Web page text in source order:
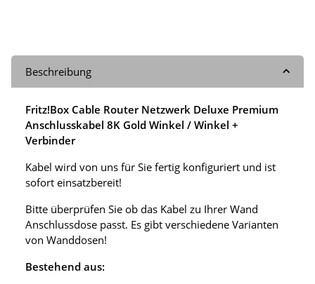
Beschreibung
Fritz!Box Cable Router Netzwerk Deluxe Premium
Anschlusskabel 8K Gold Winkel / Winkel +
Verbinder
Kabel wird von uns für Sie fertig konfiguriert und ist
sofort einsatzbereit!
Bitte überprüfen Sie ob das Kabel zu Ihrer Wand
Anschlussdose passt. Es gibt verschiedene Varianten
von Wanddosen!
Bestehend aus: